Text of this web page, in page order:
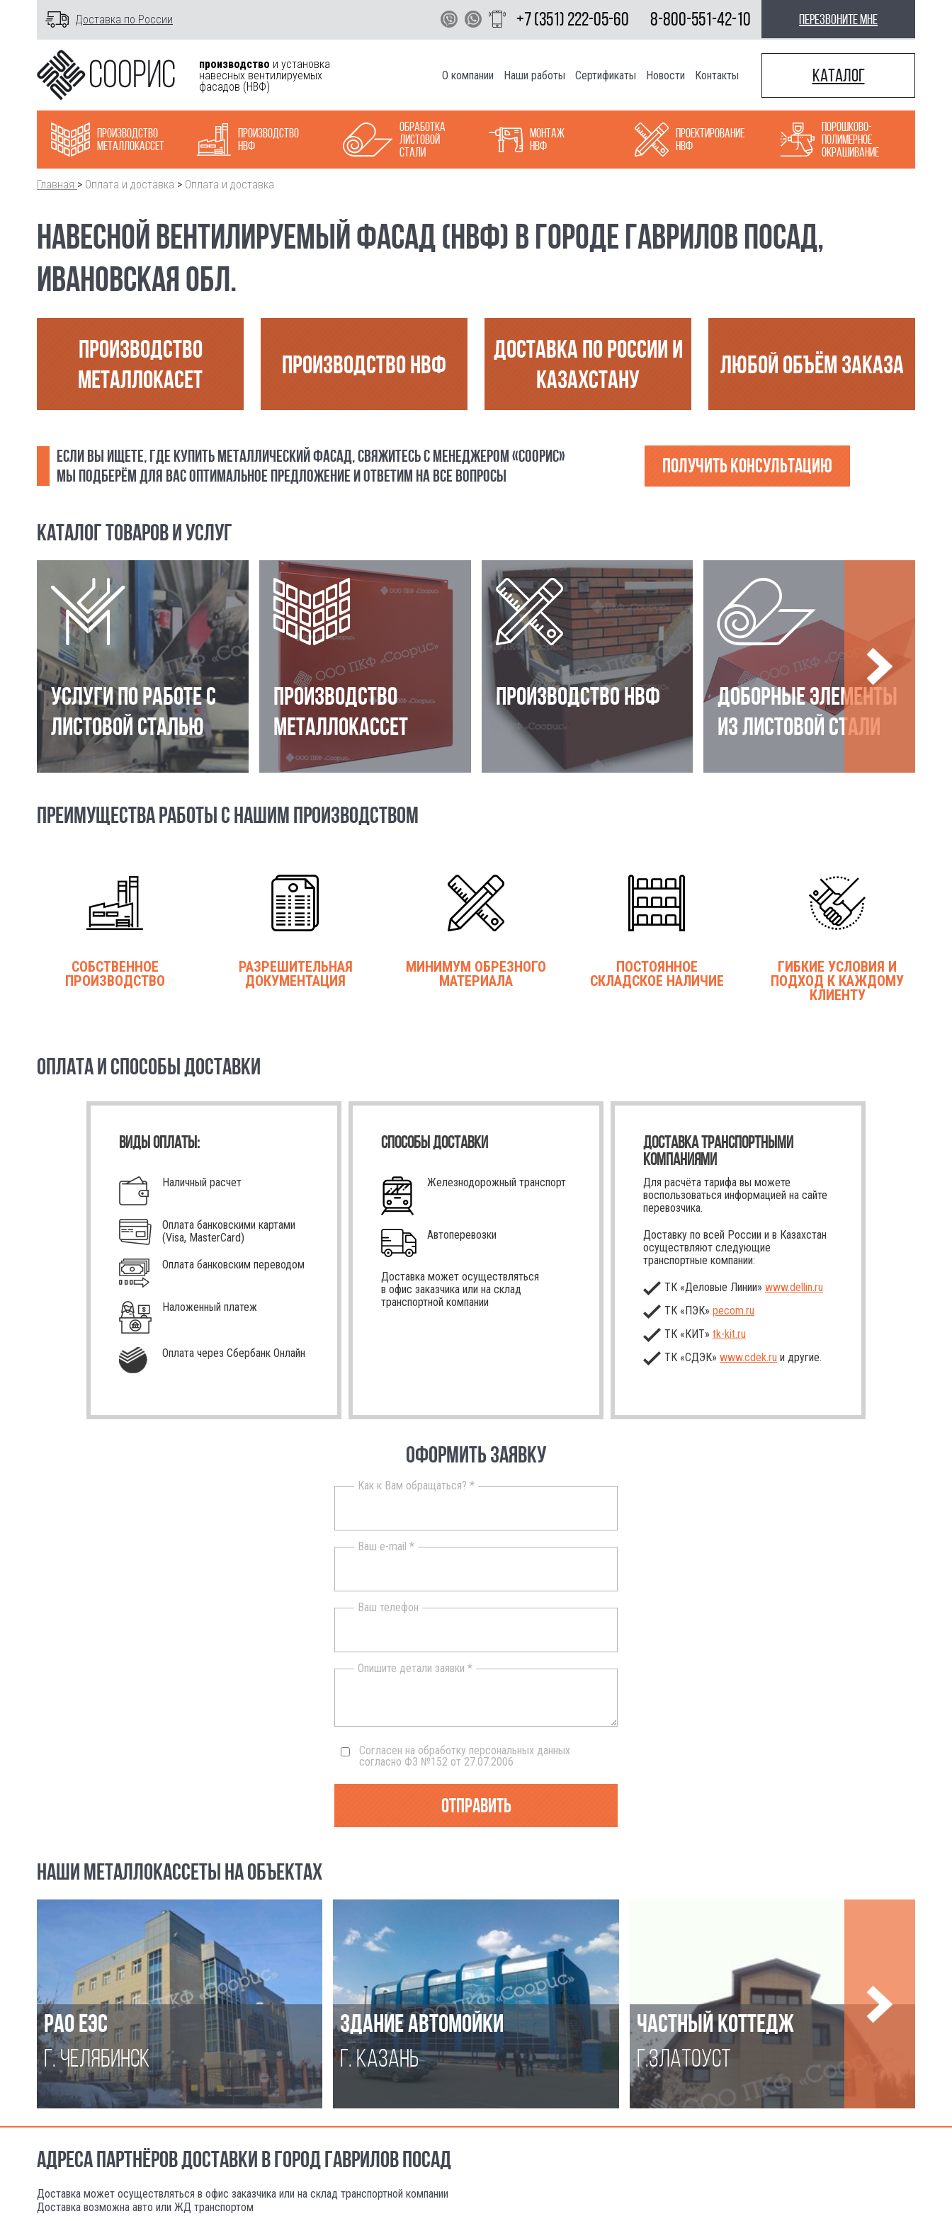
Доставка по России +7 (351) 222-05-60 8-800-551-42-10 перезвоните мне
производство и установка
навесных вентилируемых
фасадов (НВФ)
О компании Наши работы Сертификаты Новости Контакты Каталог
Производство
металлокасcет
Производство
НВФ
Обработка
листовой
стали
Монтаж
НВФ
Проектирование
НВФ
Порошково-
полимерное
окрашивание
Главная > Оплата и доставка > Оплата и доставка
НАВЕСНОЙ ВЕНТИЛИРУЕМЫЙ ФАСАД (НВФ) В ГОРОДЕ ГАВРИЛОВ ПОСАД,
ИВАНОВСКАЯ ОБЛ.
ПРОИЗВОДСТВО
МЕТАЛЛОКАСЕТ
ПРОИЗВОДСТВО НВФ
ДОСТАВКА ПО РОССИИ И
КАЗАХСТАНУ
ЛЮБОЙ ОБЪЁМ ЗАКАЗА
ЕСЛИ ВЫ ИЩЕТЕ, ГДЕ КУПИТЬ МЕТАЛЛИЧЕСКИЙ ФАСАД, СВЯЖИТЕСЬ С МЕНЕДЖЕРОМ «СООРИС»
МЫ ПОДБЕРЁМ ДЛЯ ВАС ОПТИМАЛЬНОЕ ПРЕДЛОЖЕНИЕ И ОТВЕТИМ НА ВСЕ ВОПРОСЫ
Получить консультацию
КАТАЛОГ ТОВАРОВ И УСЛУГ
УСЛУГИ ПО РАБОТЕ С
ЛИСТОВОЙ СТАЛЬЮ
ПРОИЗВОДСТВО
МЕТАЛЛОКАССЕТ
ПРОИЗВОДСТВО НВФ
ДОБОРНЫЕ ЭЛЕМЕНТЫ
ИЗ ЛИСТОВОЙ СТАЛИ
ПРЕИМУЩЕСТВА РАБОТЫ С НАШИМ ПРОИЗВОДСТВОМ
СОБСТВЕННОЕ
ПРОИЗВОДСТВО
РАЗРЕШИТЕЛЬНАЯ
ДОКУМЕНТАЦИЯ
МИНИМУМ ОБРЕЗНОГО
МАТЕРИАЛА
ПОСТОЯННОЕ
СКЛАДСКОЕ НАЛИЧИЕ
ГИБКИЕ УСЛОВИЯ И
ПОДХОД К КАЖДОМУ
КЛИЕНТУ
ОПЛАТА И СПОСОБЫ ДОСТАВКИ
ВИДЫ ОПЛАТЫ:
Наличный расчет
Оплата банковскими картами
(Visa, MasterCard)
Оплата банковским переводом
Наложенный платеж
Оплата через Сбербанк Онлайн
СПОСОБЫ ДОСТАВКИ
Железнодорожный транспорт
Автоперевозки
Доставка может осуществляться
в офис заказчика или на склад
транспортной компании
ДОСТАВКА ТРАНСПОРТНЫМИ
КОМПАНИЯМИ
Для расчёта тарифа вы можете
воспользоваться информацией на сайте
перевозчика.
Доставку по всей России и в Казахстан
осуществляют следующие
транспортные компании:
ТК «Деловые Линии» www.dellin.ru
ТК «ПЭК» pecom.ru
ТК «КИТ» tk-kit.ru
ТК «СДЭК» www.cdek.ru и другие.
ОФОРМИТЬ ЗАЯВКУ
Как к Вам обращаться? *
Ваш e-mail *
Ваш телефон
Опишите детали заявки *
Согласен на обработку персональных данных
согласно ФЗ №152 от 27.07.2006
Отправить
НАШИ МЕТАЛЛОКАССЕТЫ НА ОБЪЕКТАХ
РАО ЕЭС
Г. ЧЕЛЯБИНСК
ЗДАНИЕ АВТОМОЙКИ
Г. КАЗАНЬ
ЧАСТНЫЙ КОТТЕДЖ
Г.ЗЛАТОУСТ
АДРЕСА ПАРТНЁРОВ ДОСТАВКИ В ГОРОД ГАВРИЛОВ ПОСАД
Доставка может осуществляться в офис заказчика или на склад транспортной компании
Доставка возможна авто или ЖД транспортом